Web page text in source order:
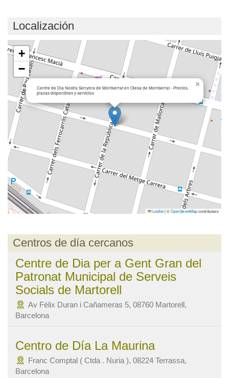
Localización
Cargando mapa...
Centre de Dia Nostra Senyora de Montserrat en Olesa de Montserrat - Precios,
plazas disponibles y servicios
×
+
−
Leaflet|©OpenStreetMapcontributors
Centros de día cercanos
Centre de Dia per a Gent Gran del
Patronat Municipal de Serveis
Socials de Martorell
Av Fèlix Duran i Cañameras 5, 08760 Martorell,
Barcelona
Centro de Día La Maurina
Franc Comptal ( Ctda . Nuria ), 08224 Terrassa,
Barcelona